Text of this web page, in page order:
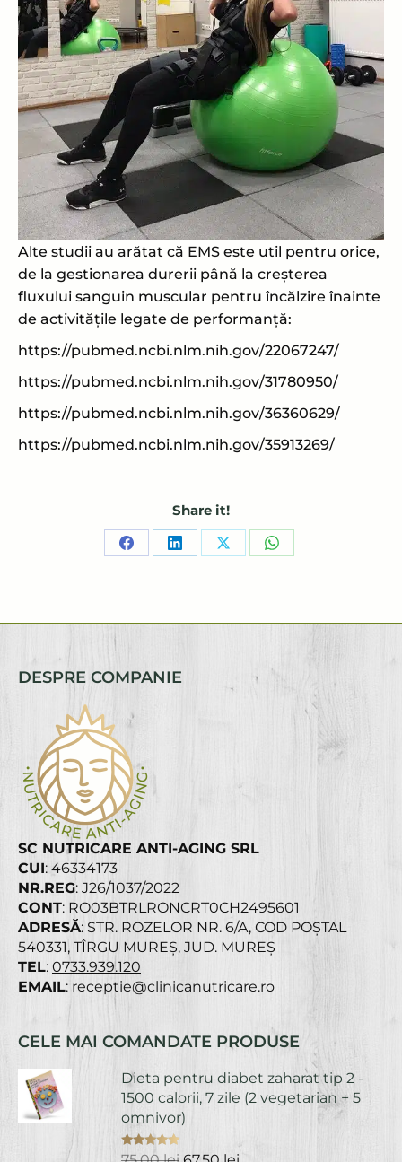
Alte studii au arătat că EMS este util pentru orice,
de la gestionarea durerii până la creșterea
fluxului sanguin muscular pentru încălzire înainte
de activitățile legate de performanță:
https://pubmed.ncbi.nlm.nih.gov/22067247/
https://pubmed.ncbi.nlm.nih.gov/31780950/
https://pubmed.ncbi.nlm.nih.gov/36360629/
https://pubmed.ncbi.nlm.nih.gov/35913269/
Share it!
Share Share Share Share
DESPRE COMPANIE
SC NUTRICARE ANTI-AGING SRL
CUI: 46334173
NR.REG: J26/1037/2022
CONT: RO03BTRLRONCRT0CH2495601
ADRESĂ: STR. ROZELOR NR. 6/A, COD POȘTAL
540331, TÎRGU MUREȘ, JUD. MUREȘ
TEL: 0733.939.120
EMAIL: receptie@clinicanutricare.ro
CELE MAI COMANDATE PRODUSE
Dieta pentru diabet zaharat tip 2 -
1500 calorii, 7 zile (2 vegetarian + 5
omnivor)
Evaluat la